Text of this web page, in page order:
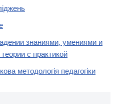
знаниями, умениями и
с практикой
методологія педагогіки